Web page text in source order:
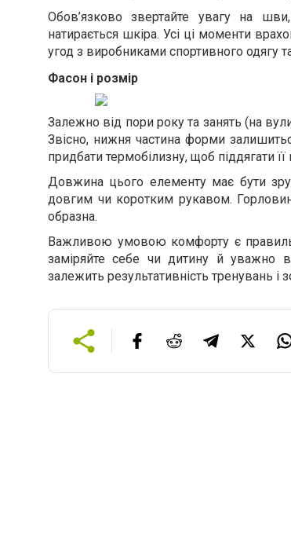
Обов’язково звертайте увагу на
натирається шкіра. Усі ці моменти
угод з виробниками спортивного одягу
Фасон і розмір
Залежно від пори року та занять (на
Звісно, нижня частина форми
придбати термобілизну, щоб піддягати її
Довжина цього елементу має бути
довгим чи коротким рукавом.
образна.
Важливою умовою комфорту є
заміряйте себе чи дитину й уважно
залежить результативність тренувань і